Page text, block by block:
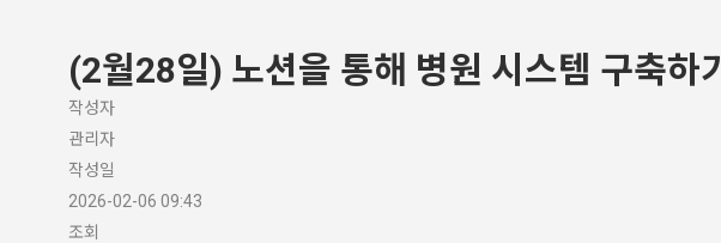
(2월28일) 노션을 통해 병원 시스템 구축하기
작성자
관리자
작성일
2026-02-06 09:43
조회